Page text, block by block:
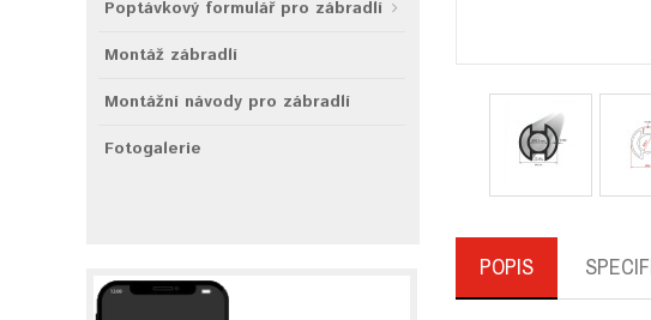
Poptávkový formulář pro zábradlí
Montáž zábradlí
Montážní návody pro zábradlí
Fotogalerie
POPIS